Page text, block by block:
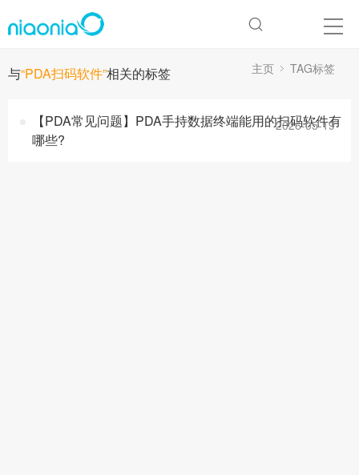
与“PDA扫码软件”相关的标签 主页 TAG标签
【PDA常见问题】PDA手持数据终端能用的扫码软件有
哪些?
2026-05-19